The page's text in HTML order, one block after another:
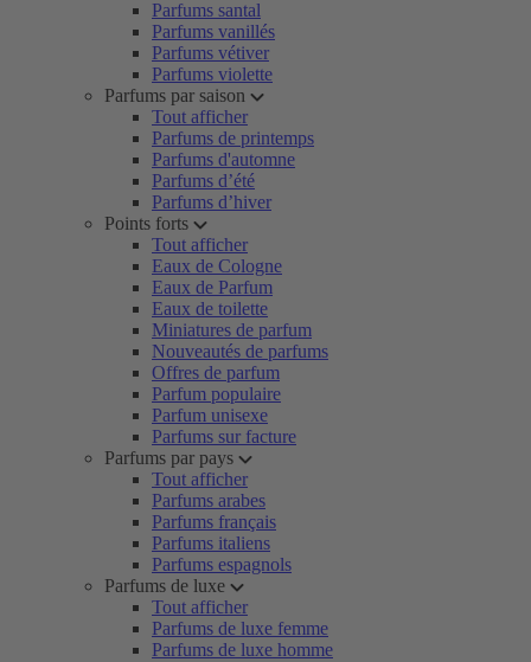
Parfums santal
Parfums vanillés
Parfums vétiver
Parfums violette
Parfums par saison
Tout afficher
Parfums de printemps
Parfums d'automne
Parfums d’été
Parfums d’hiver
Points forts
Tout afficher
Eaux de Cologne
Eaux de Parfum
Eaux de toilette
Miniatures de parfum
Nouveautés de parfums
Offres de parfum
Parfum populaire
Parfum unisexe
Parfums sur facture
Parfums par pays
Tout afficher
Parfums arabes
Parfums français
Parfums italiens
Parfums espagnols
Parfums de luxe
Tout afficher
Parfums de luxe femme
Parfums de luxe homme